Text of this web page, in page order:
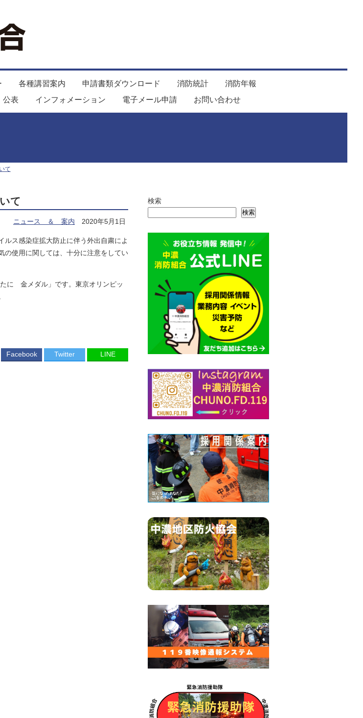
各種講習案内 申請書類ダウンロード 消防統計
消防年報
公表 インフォメーション 電子メール申請 お問い合わせ
て
て
ニュース ＆ 案内 2020年5月1日
ス感染症拡大防止に伴う外出自粛によ
の使用に関しては、十分に注意をしてい
に 金メダル」です。東京オリンピッ
Facebook Twitter LINE
検索
検索